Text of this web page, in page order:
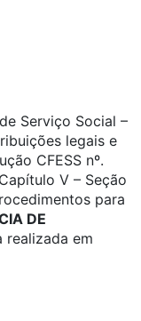
Serviço Social –
legais e
CFESS nº.
V – Seção
para
DE
realizada em